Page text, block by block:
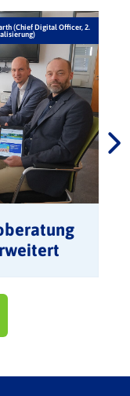
(Chief Digital Officer, 2.